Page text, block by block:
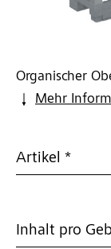
Organischer
Mehr
Artikel *
Inhalt pro